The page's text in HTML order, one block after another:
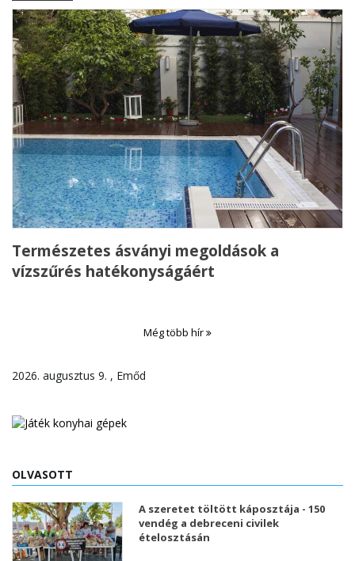
Természetes ásványi megoldások a
vízszűrés hatékonyságáért
Még több hír
2026. augusztus 9. , Emőd
OLVASOTT
A szeretet töltött káposztája - 150
vendég a debreceni civilek
ételosztásán